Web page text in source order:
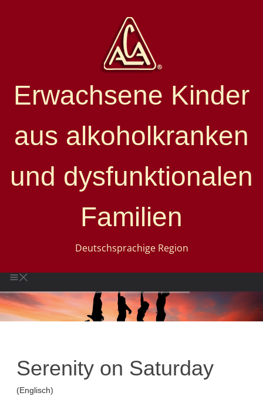
Erwachsene Kinder
aus alkoholkranken
und dysfunktionalen
Familien
Deutschsprachige Region
Serenity on Saturday
(Englisch)